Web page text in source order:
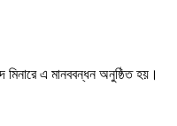
মিনারে এ মানববন্ধন অনুষ্ঠিত হয়।